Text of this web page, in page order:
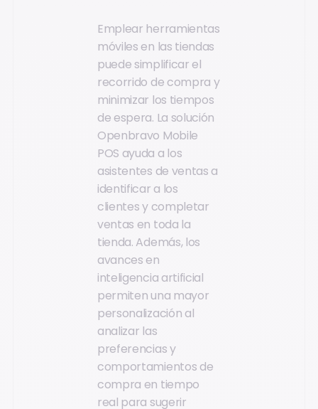
Emplear herramientas
móviles en las tiendas
puede simplificar el
recorrido de compra y
minimizar los tiempos
de espera. La solución
Openbravo Mobile
POS ayuda a los
asistentes de ventas a
identificar a los
clientes y completar
ventas en toda la
tienda. Además, los
avances en
inteligencia artificial
permiten una mayor
personalización al
analizar las
preferencias y
comportamientos de
compra en tiempo
real para sugerir